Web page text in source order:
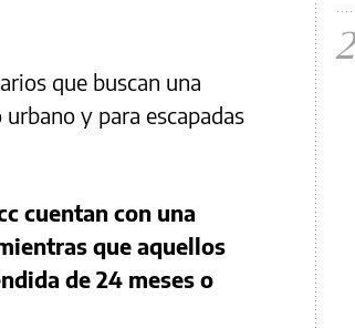
que buscan una
y para escapadas
cuentan con una
que aquellos
de 24 meses o
2